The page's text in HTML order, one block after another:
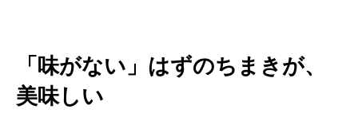
「味がない」はずのちまきが、
美味しい